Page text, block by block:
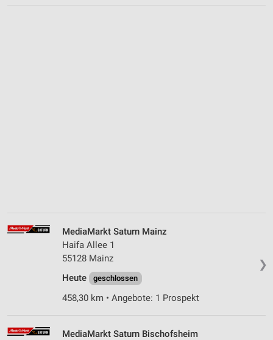
❯
MediaMarkt Saturn Mainz
Haifa Allee 1
55128 Mainz
Heute
geschlossen
458,30 km • Angebote: 1 Prospekt
MediaMarkt Saturn Bischofsheim